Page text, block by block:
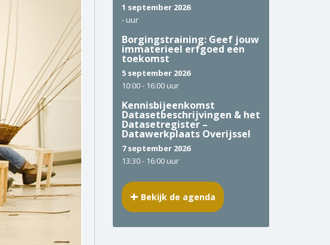
1 september 2026
- uur
Borgingstraining: Geef jouw
immaterieel erfgoed een
toekomst
5 september 2026
10:00 - 16:00 uur
Kennisbijeenkomst
Datasetbeschrijvingen & het
Datasetregister –
Datawerkplaats Overijssel
7 september 2026
13:30 - 16:00 uur
Bekijk de agenda